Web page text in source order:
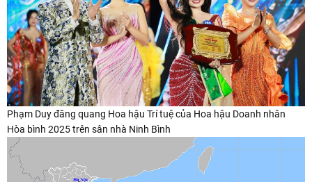
Phạm Duy đăng quang Hoa hậu Trí tuệ của Hoa hậu Doanh nhân
Hòa bình 2025 trên sân nhà Ninh Bình